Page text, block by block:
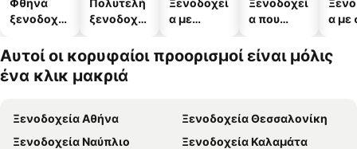
Φθηνά
ξενοδοχεί
Πολυτελή
ξενοδοχεί
Ξενοδοχεί
α με
Ξενοδοχεί
α που
κατοικίδι
α
α με
Αυτοί οι κορυφαίοι προορισμοί είναι μόλις
ένα κλικ μακριά
Ξενοδοχεία Αθήνα
Ξενοδοχεία Θεσσαλονίκη
Ξενοδοχεία Ναύπλιο
Ξενοδοχεία Καλαμάτα